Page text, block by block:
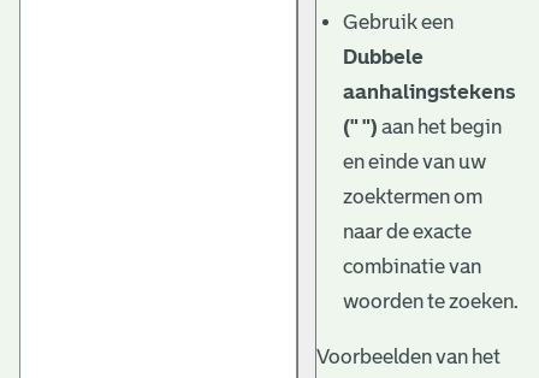
Gebruik een
Dubbele
aanhalingstekens
(" ") aan het begin
en einde van uw
zoektermen om
naar de exacte
combinatie van
woorden te zoeken.
Voorbeelden van het